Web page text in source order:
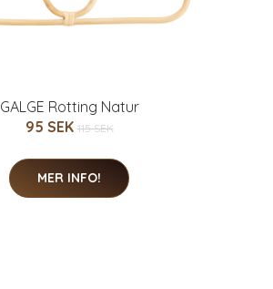
GALGE Rotting Natur
95 SEK 115 SEK
MER INFO!